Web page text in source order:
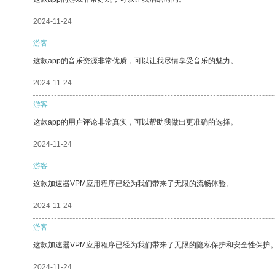
2024-11-24
游客
这款app的音乐资源非常优质，可以让我尽情享受音乐的魅力。
2024-11-24
游客
这款app的用户评论非常真实，可以帮助我做出更准确的选择。
2024-11-24
游客
这款加速器VPM应用程序已经为我们带来了无限的流畅体验。
2024-11-24
游客
这款加速器VPM应用程序已经为我们带来了无限的隐私保护和安全性保护
2024-11-24